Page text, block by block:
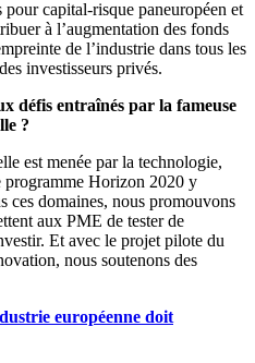
capital-risque paneuropéen et
à l’augmentation des fonds
de l’industrie dans tous les
investisseurs privés.
défis entraînés par la fameuse
?
est menée par la technologie,
programme Horizon 2020 y
ces domaines, nous promouvons
aux PME de tester de
Et avec le projet pilote du
nous soutenons des
européenne doit